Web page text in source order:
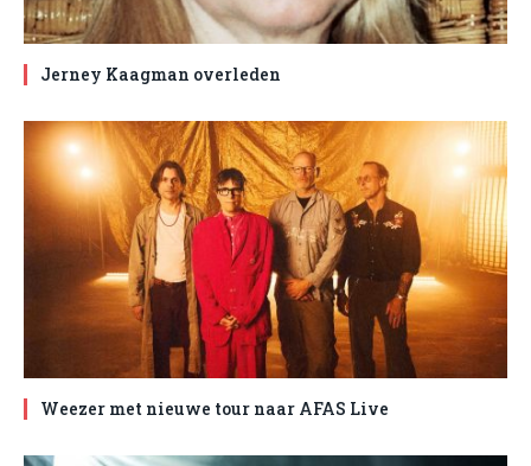
Jerney Kaagman overleden
Weezer met nieuwe tour naar AFAS Live